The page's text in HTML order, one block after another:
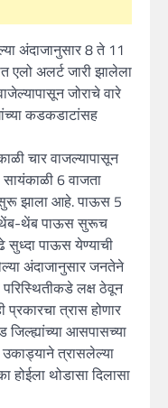
अंदाजानुसार 8 ते 11
एलो अलर्ट जारी झालेला
जोराचे वारे
कडकडाटांसह
चार वाजल्यापासून
सायंकाळी 6 वाजता
सुरू झाला आहे. पाऊस 5
थेंब-थेंब पाऊस सुरूच
पाऊस येण्याची
अंदाजानुसार जनतेने
परिस्थितीकडे लक्ष ठेवून
त्रास होणार
जिल्ह्यांच्या आसपासच्या
उकाड्याने त्रासलेल्या
होईला थोडासा दिलासा